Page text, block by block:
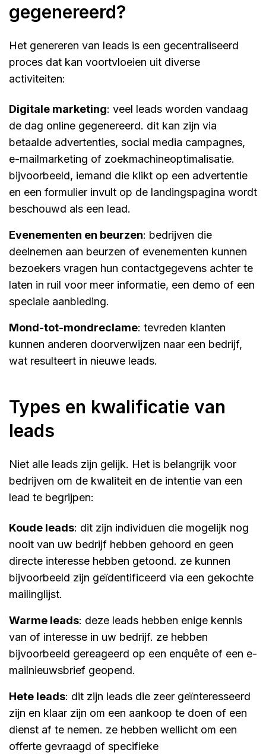
gegenereerd?
Het genereren van leads is een gecentraliseerd
proces dat kan voortvloeien uit diverse
activiteiten:
digitale marketing: veel leads worden vandaag
de dag online gegenereerd. dit kan zijn via
betaalde advertenties, social media campagnes,
e-mailmarketing of zoekmachineoptimalisatie.
bijvoorbeeld, iemand die klikt op een advertentie
en een formulier invult op de landingspagina wordt
beschouwd als een lead.
evenementen en beurzen: bedrijven die
deelnemen aan beurzen of evenementen kunnen
bezoekers vragen hun contactgegevens achter te
laten in ruil voor meer informatie, een demo of een
speciale aanbieding.
mond-tot-mondreclame: tevreden klanten
kunnen anderen doorverwijzen naar een bedrijf,
wat resulteert in nieuwe leads.
types en kwalificatie van
leads
Niet alle leads zijn gelijk. Het is belangrijk voor
bedrijven om de kwaliteit en de intentie van een
lead te begrijpen:
koude leads: dit zijn individuen die mogelijk nog
nooit van uw bedrijf hebben gehoord en geen
directe interesse hebben getoond. ze kunnen
bijvoorbeeld zijn geïdentificeerd via een gekochte
mailinglijst.
warme leads: deze leads hebben enige kennis
van of interesse in uw bedrijf. ze hebben
bijvoorbeeld gereageerd op een enquête of een e-
mailnieuwsbrief geopend.
hete leads: dit zijn leads die zeer geïnteresseerd
zijn en klaar zijn om een aankoop te doen of een
dienst af te nemen. ze hebben wellicht om een
offerte gevraagd of specifieke